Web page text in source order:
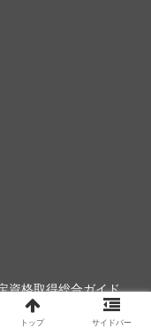
資格取得総合ガイド.
トップ サイドバー